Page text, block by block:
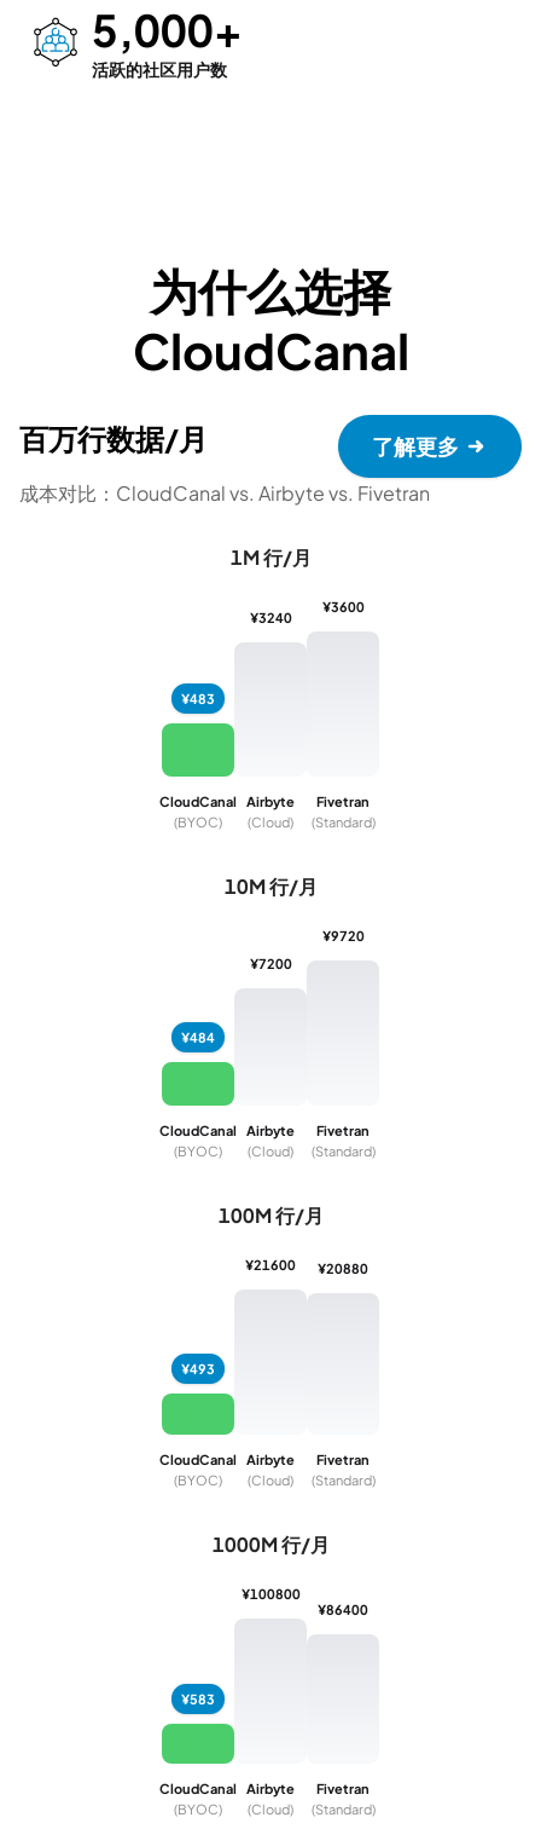
5,000+
活跃的社区用户数
为什么选择
CloudCanal
百万行数据/月 了解更多
成本对比：CloudCanal vs. Airbyte vs. Fivetran
1M 行/月
¥483
CloudCanal
(BYOC)
¥3240
Airbyte
(Cloud)
¥3600
Fivetran
(Standard)
10M 行/月
¥484
CloudCanal
(BYOC)
¥7200
Airbyte
(Cloud)
¥9720
Fivetran
(Standard)
100M 行/月
¥493
CloudCanal
(BYOC)
¥21600
Airbyte
(Cloud)
¥20880
Fivetran
(Standard)
1000M 行/月
¥583
CloudCanal
(BYOC)
¥100800
Airbyte
(Cloud)
¥86400
Fivetran
(Standard)